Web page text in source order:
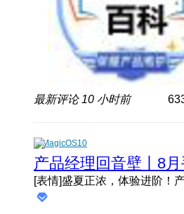
最新评论 10 小时前
MagicOS10
产品经理回音壁丨8